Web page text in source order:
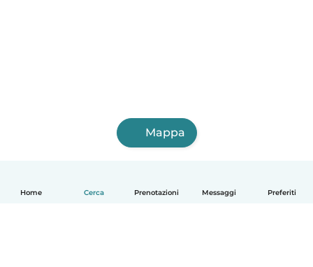
Home Cerca Prenotazioni Messaggi Preferiti
Mappa